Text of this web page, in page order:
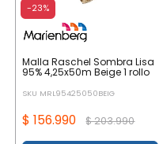
-23%
Malla Raschel Sombra Lisa
95% 4,25x50m Beige 1 rollo
SKU MRL95425050BEIG
$ 156.990$ 203.990